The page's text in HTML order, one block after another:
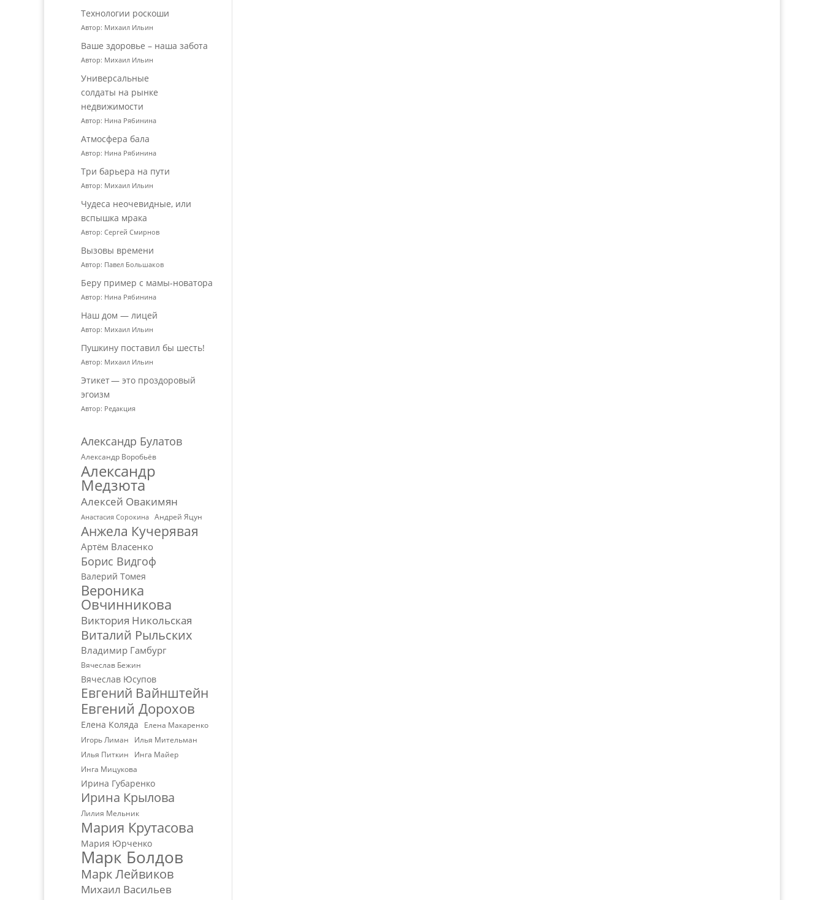
Технологии роскоши
Автор: Михаил Ильин
Ваше здоровье – наша забота
Автор: Михаил Ильин
Универсальные
солдаты на рынке
недвижимости
Автор: Нина Рябинина
Атмосфера бала
Автор: Нина Рябинина
Три барьера на пути
Автор: Михаил Ильин
Чудеса неочевидные, или
вспышка мрака
Автор: Сергей Смирнов
Вызовы времени
Автор: Павел Большаков
Беру пример с мамы-новатора
Автор: Нина Рябинина
Наш дом — лицей
Автор: Михаил Ильин
Пушкину поставил бы шесть!
Автор: Михаил Ильин
Этикет — это проздоровый
эгоизм
Автор: Редакция
Александр Булатов
Александр Воробьёв
Александр
Медзюта
Алексей Овакимян
Анастасия Сорокина Андрей Яцун
Анжела Кучерявая
Артём Власенко
Борис Видгоф
Валерий Томея
Вероника
Овчинникова
Виктория Никольская
Виталий Рыльских
Владимир Гамбург
Вячеслав Бежин
Вячеслав Юсупов
Евгений Вайнштейн
Евгений Дорохов
Елена Коляда
Елена Макаренко
Игорь Лиман
Илья Мительман
Илья Питкин
Инга Майер
Инга Мицукова
Ирина Губаренко
Ирина Крылова
Лилия Мельник
Мария Крутасова
Мария Юрченко
Марк Болдов
Марк Лейвиков
Михаил Васильев